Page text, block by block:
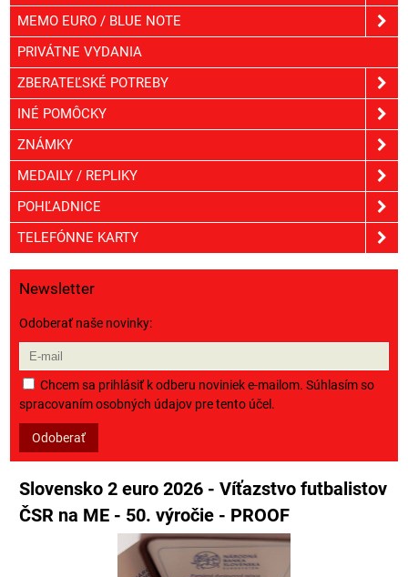
MEMO EURO / BLUE NOTE
PRIVÁTNE VYDANIA
ZBERATEĽSKÉ POTREBY
INÉ POMÔCKY
ZNÁMKY
MEDAILY / REPLIKY
POHĽADNICE
TELEFÓNNE KARTY
Newsletter
Odoberať naše novinky:
Chcem sa prihlásiť k odberu noviniek e-mailom. Súhlasím so
spracovaním osobných údajov pre tento účel.
Odoberať
Slovensko 2 euro 2026 - Víťazstvo futbalistov
ČSR na ME - 50. výročie - PROOF